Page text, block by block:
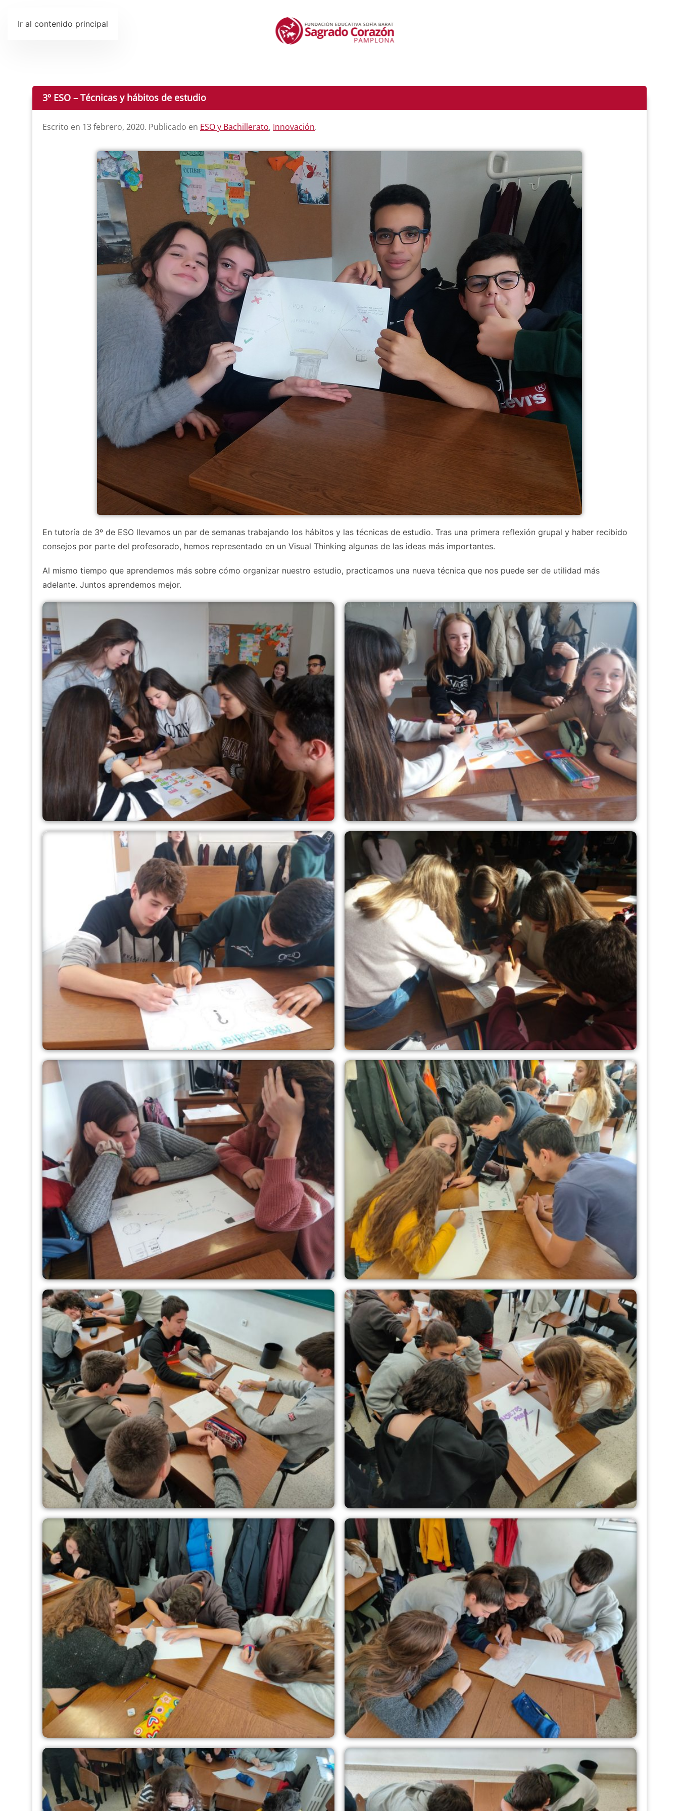
Ir al contenido principal
3º ESO – Técnicas y hábitos de estudio
Escrito en 13 febrero, 2020. Publicado en ESO y Bachillerato, Innovación.
En tutoría de 3º de ESO llevamos un par de semanas trabajando los hábitos y las técnicas de estudio. Tras una primera reflexión grupal y haber recibido
consejos por parte del profesorado, hemos representado en un Visual Thinking algunas de las ideas más importantes.
Al mismo tiempo que aprendemos más sobre cómo organizar nuestro estudio, practicamos una nueva técnica que nos puede ser de utilidad más
adelante. Juntos aprendemos mejor.